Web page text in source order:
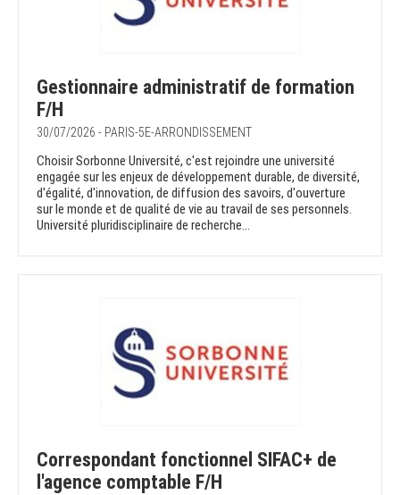
Gestionnaire administratif de formation
F/H
30/07/2026 - PARIS-5E-ARRONDISSEMENT
Choisir Sorbonne Université, c'est rejoindre une université
engagée sur les enjeux de développement durable, de diversité,
d'égalité, d'innovation, de diffusion des savoirs, d'ouverture
sur le monde et de qualité de vie au travail de ses personnels.
Université pluridisciplinaire de recherche...
Correspondant fonctionnel SIFAC+ de
l'agence comptable F/H